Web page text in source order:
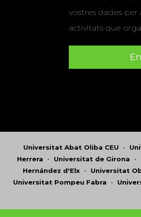
vostres dades per
activitats que
Universitat Abat Oliba CEU •
Herrera • Universitat de Girona •
Hernández d'Elx • Universitat
Universitat Pompeu Fabra •